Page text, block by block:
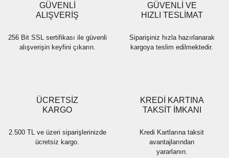
Bu ürüne benzer farklı alternatifler olmalı.
GÜVENLİ
ALIŞVERİŞ
256 Bit SSL sertifikası ile güvenli
alışverişin keyfini çıkarın.
GÜVENLİ VE
HIZLI TESLİMAT
Siparişiniz hızla hazırlanarak
kargoya teslim edilmektedir.
ÜCRETSİZ
KARGO
2.500 TL ve üzeri siparişlerinizde
ücretsiz kargo.
KREDİ KARTINA
TAKSİT İMKANI
Kredi Kartlarına taksit
avantajlarından
yararlanın.